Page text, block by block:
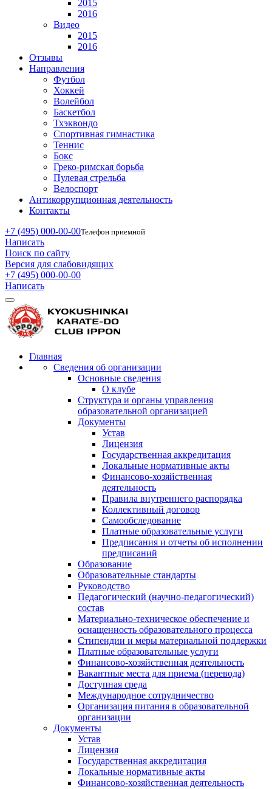
2015
2016
Видео
2015
2016
Отзывы
Направления
Футбол
Хоккей
Волейбол
Баскетбол
Тхэквондо
Спортивная гимнастика
Теннис
Бокс
Греко-римская борьба
Пулевая стрельба
Велоспорт
Антикоррупционная деятельность
Контакты
+7 (495) 000-00-00Телефон приемной
Написать
Поиск по сайту
Версия для слабовидящих
+7 (495) 000-00-00
Написать
Главная
Сведения об организации
Основные сведения
О клубе
Структура и органы управления
образовательной организацией
Документы
Устав
Лицензия
Государственная аккредитация
Локальные нормативные акты
Финансово-хозяйственная
деятельность
Правила внутреннего распорядка
Коллективный договор
Самообследование
Платные образовательные услуги
Предписания и отчеты об исполнении
предписаний
Образование
Образовательные стандарты
Руководство
Педагогический (научно-педагогический)
состав
Материально-техническое обеспечение и
оснащенность образовательного процесса
Стипендии и меры материальной поддержки
Платные образовательные услуги
Финансово-хозяйственная деятельность
Вакантные места для приема (перевода)
Доступная среда
Международное сотрудничество
Организация питания в образовательной
организации
Документы
Устав
Лицензия
Государственная аккредитация
Локальные нормативные акты
Финансово-хозяйственная деятельность